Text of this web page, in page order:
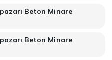
Beton Minare
Beton Minare